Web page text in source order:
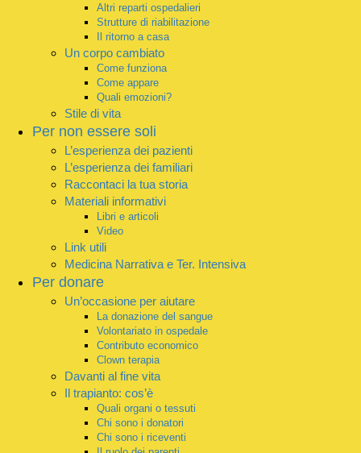
Altri reparti ospedalieri
Strutture di riabilitazione
Il ritorno a casa
Un corpo cambiato
Come funziona
Come appare
Quali emozioni?
Stile di vita
Per non essere soli
L’esperienza dei pazienti
L’esperienza dei familiari
Raccontaci la tua storia
Materiali informativi
Libri e articoli
Video
Link utili
Medicina Narrativa e Ter. Intensiva
Per donare
Un’occasione per aiutare
La donazione del sangue
Volontariato in ospedale
Contributo economico
Clown terapia
Davanti al fine vita
Il trapianto: cos’è
Quali organi o tessuti
Chi sono i donatori
Chi sono i riceventi